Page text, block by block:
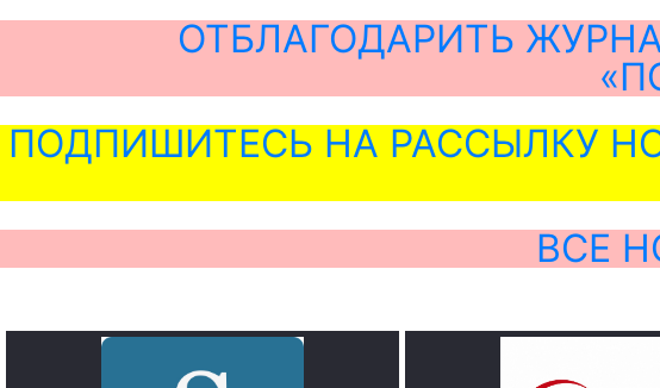
ОТБЛАГОДАРИТЬ
ПОДПИШИТЕСЬ НА РАССЫЛКУ
ВСЕ